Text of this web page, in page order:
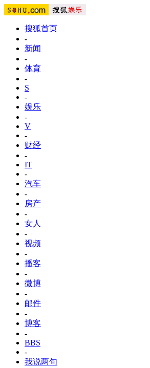
搜狐首页
-
新闻
-
体育
-
S
-
娱乐
-
V
-
财经
-
IT
-
汽车
-
房产
-
女人
-
视频
-
播客
-
微博
-
邮件
-
博客
-
BBS
-
我说两句